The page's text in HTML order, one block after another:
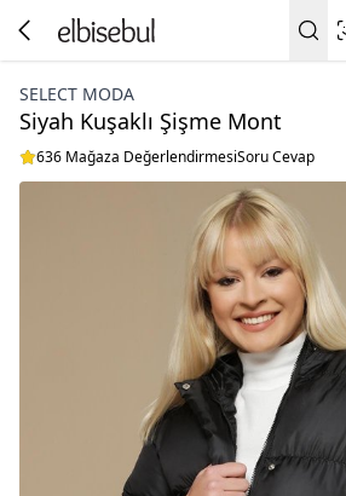
SELECT MODA
Siyah Kuşaklı Şişme Mont
636 Mağaza DeğerlendirmesiSoru Cevap